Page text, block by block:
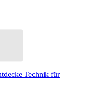
Technik für